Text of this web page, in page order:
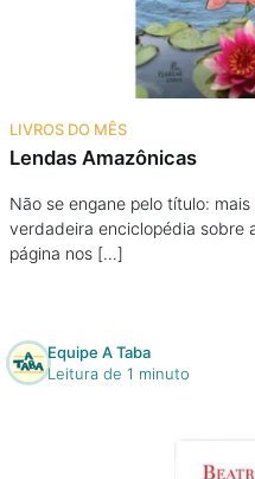
LIVROS DO MÊS
Lendas Amazônicas
Não se engane pelo título:
verdadeira enciclopédia sobre
página nos […]
Equipe A Taba
Leitura de 1 minuto